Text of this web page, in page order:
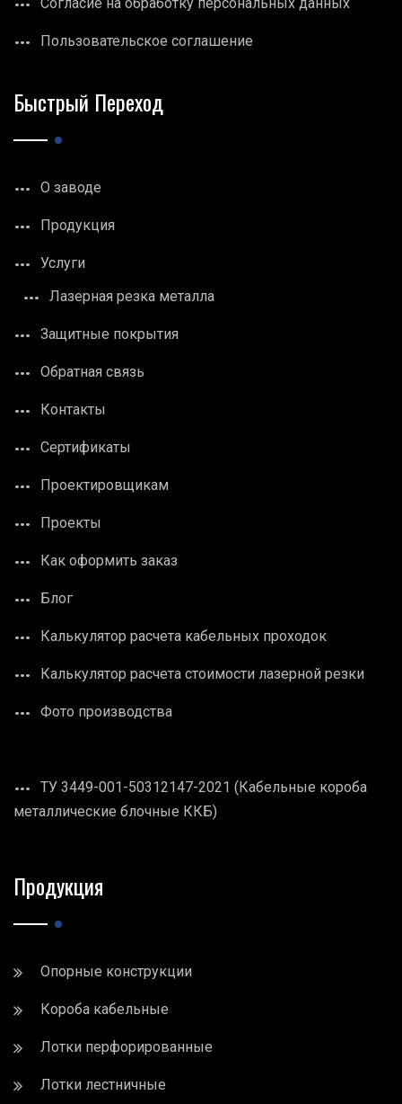
Согласие на обработку персональных данных
Пользовательское соглашение
Быстрый Переход
О заводе
Продукция
Услуги
Лазерная резка металла
Защитные покрытия
Обратная связь
Контакты
Сертификаты
Проектировщикам
Проекты
Как оформить заказ
Блог
Калькулятор расчета кабельных проходок
Калькулятор расчета стоимости лазерной резки
Фото производства
ТУ 3449-001-50312147-2021 (Кабельные короба
металлические блочные ККБ)
Продукция
Опорные конструкции
Короба кабельные
Лотки перфорированные
Лотки лестничные